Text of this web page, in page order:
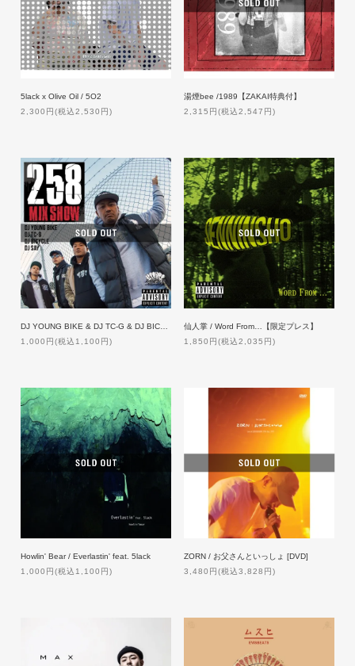
5lack x Olive Oil / 5O2
2,300円(税込2,530円)
湯煙bee /1989【ZAKAI特典付】
2,315円(税込2,547円)
1,000円(税込1,100円)
仙人掌 / Word From…【限定プレス】
1,850円(税込2,035円)
Howlin' Bear / Everlastin' feat. 5lack
1,000円(税込1,100円)
ZORN / お父さんといっしょ [DVD]
3,480円(税込3,828円)